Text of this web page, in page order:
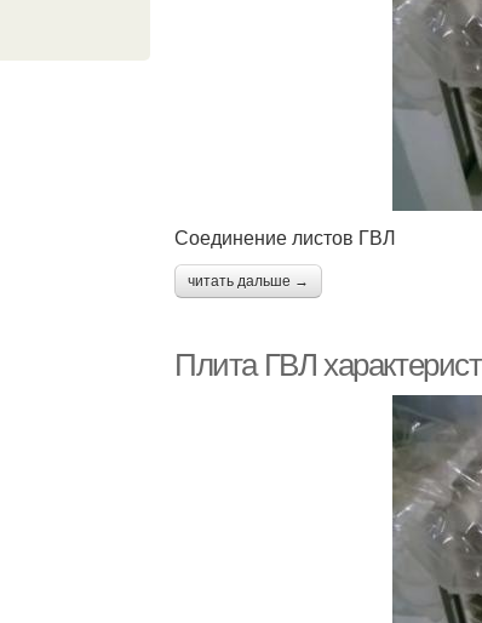
Соединение листов ГВЛ
читать дальше →
Плита ГВЛ